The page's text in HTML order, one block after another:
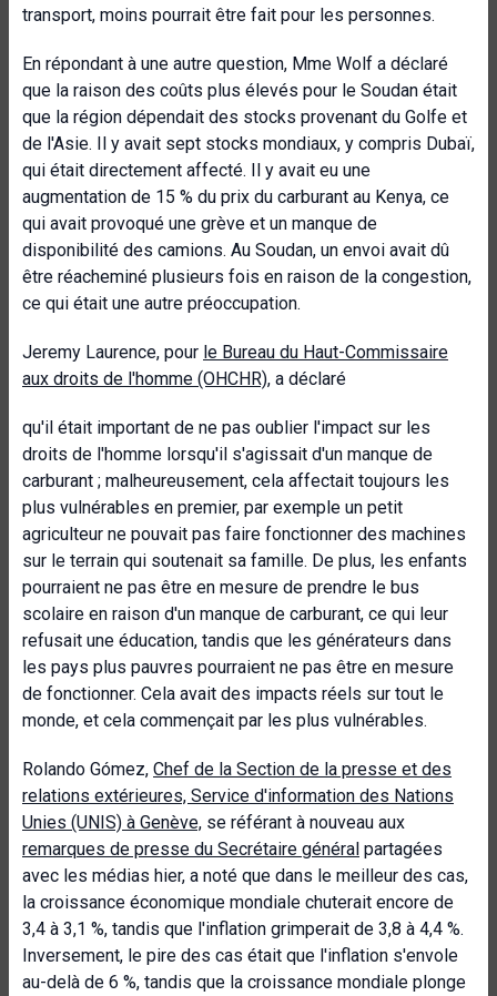
transport, moins pourrait être fait pour les personnes.
En répondant à une autre question, Mme Wolf a déclaré
que la raison des coûts plus élevés pour le Soudan était
que la région dépendait des stocks provenant du Golfe et
de l'Asie. Il y avait sept stocks mondiaux, y compris Dubaï,
qui était directement affecté. Il y avait eu une
augmentation de 15 % du prix du carburant au Kenya, ce
qui avait provoqué une grève et un manque de
disponibilité des camions. Au Soudan, un envoi avait dû
être réacheminé plusieurs fois en raison de la congestion,
ce qui était une autre préoccupation.
Jeremy Laurence, pour le Bureau du Haut-Commissaire
aux droits de l'homme (OHCHR), a déclaré
qu'il était important de ne pas oublier l'impact sur les
droits de l'homme lorsqu'il s'agissait d'un manque de
carburant ; malheureusement, cela affectait toujours les
plus vulnérables en premier, par exemple un petit
agriculteur ne pouvait pas faire fonctionner des machines
sur le terrain qui soutenait sa famille. De plus, les enfants
pourraient ne pas être en mesure de prendre le bus
scolaire en raison d'un manque de carburant, ce qui leur
refusait une éducation, tandis que les générateurs dans
les pays plus pauvres pourraient ne pas être en mesure
de fonctionner. Cela avait des impacts réels sur tout le
monde, et cela commençait par les plus vulnérables.
Rolando Gómez, Chef de la Section de la presse et des
relations extérieures, Service d'information des Nations
Unies (UNIS) à Genève, se référant à nouveau aux
remarques de presse du Secrétaire général partagées
avec les médias hier, a noté que dans le meilleur des cas,
la croissance économique mondiale chuterait encore de
3,4 à 3,1 %, tandis que l'inflation grimperait de 3,8 à 4,4 %.
Inversement, le pire des cas était que l'inflation s'envole
au-delà de 6 %, tandis que la croissance mondiale plonge